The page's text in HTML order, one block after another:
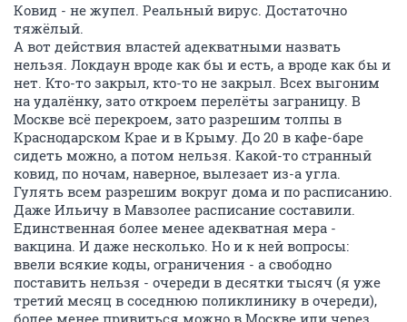
Ковид - не жупел. Реальный вирус. Достаточно
тяжёлый.
А вот действия властей адекватными назвать
нельзя. Локдаун вроде как бы и есть, а вроде как бы и
нет. Кто-то закрыл, кто-то не закрыл. Всех выгоним
на удалёнку, зато откроем перелёты заграницу. В
Москве всё перекроем, зато разрешим толпы в
Краснодарском Крае и в Крыму. До 20 в кафе-баре
сидеть можно, а потом нельзя. Какой-то странный
ковид, по ночам, наверное, вылезает из-а угла.
Гулять всем разрешим вокруг дома и по расписанию.
Даже Ильичу в Мавзолее расписание составили.
Единственная более менее адекватная мера -
вакцина. И даже несколько. Но и к ней вопросы:
ввели всякие коды, ограничения - а свободно
поставить нельзя - очереди в десятки тысяч (я уже
третий месяц в соседнюю поликлинику в очереди),
более менее привиться можно в Москве или через